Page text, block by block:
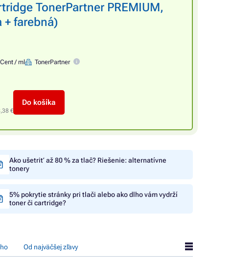
TonerPartner PREMIUM,
+ farebná)
/ ml
TonerPartner
€
Do košíka
Ako ušetriť až 80 % za tlač? Riešenie: alternatívne
tonery
5% pokrytie stránky pri tlači alebo ako dlho vám vydrží
toner či cartridge?
Od najväčšej zľavy